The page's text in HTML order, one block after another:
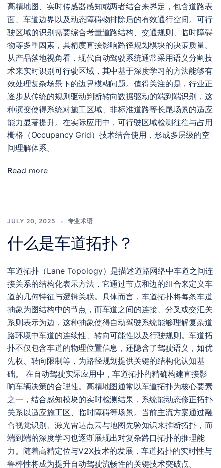
高精地图、实时传感器感知或两者结合来界定，包含道路表
面、车道边界以及动态障碍物排除后的有效通行空间。可行
驶区域的识别需要综合考量道路结构、交通规则、临时障碍
物等多重因素，其精度直接影响路径规划模块的决策质量。
从产品落地视角看，现代自动驾驶系统通常采用语义分割技
术来实时识别可行驶区域，其中基于深度学习的方法能够有
效处理复杂场景下的边界模糊问题。值得关注的是，行业正
逐步从传统的规则驱动判断转向数据驱动的端到端识别，这
种演变使得系统对施工区域、非标准道路等长尾场景的适应
能力显著提升。在实际应用中，可行驶区域检测往往与占用
栅格（Occupancy Grid）技术结合使用，形成多层级的空
间理解体系。
Read more
JULY 20, 2025 专业术语
什么是车道拓扑？
车道拓扑（Lane Topology）是描述道路网络中车道之间连
接关系的结构化表示方法，它通过节点和边的组合来定义车
道的几何特征与逻辑关联。具体而言，车道拓扑将每条车道
抽象为图结构中的节点，而车道之间的连接、分叉或交汇关
系则表示为边，这种抽象使得自动驾驶系统能够理解复杂道
路环境中车道的连续性、转向可能性以及行驶规则。车道拓
扑不仅包含车道的物理位置信息，还隐含了驾驶语义，如优
先权、转向限制等，为路径规划提供关键的结构化认知基
础。 在自动驾驶实际应用中，车道拓扑的精确构建直接影
响车辆决策的合理性。高精地图通常以车道拓扑为核心要素
之一，结合感知模块的实时检测结果，系统能动态修正拓扑
关系以适应施工区、临时障碍等场景。当前主流方案通过融
合视觉识别、激光雷达点云与地图先验知识来推断拓扑，而
端到端的深度学习也逐渐展现出对复杂路口拓扑的推理能
力。随着高精定位与V2X技术的发展，车道拓扑的实时性与
鲁棒性将成为提升自动驾驶流畅性的关键技术突破点。